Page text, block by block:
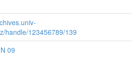
handle/123456789/139
09